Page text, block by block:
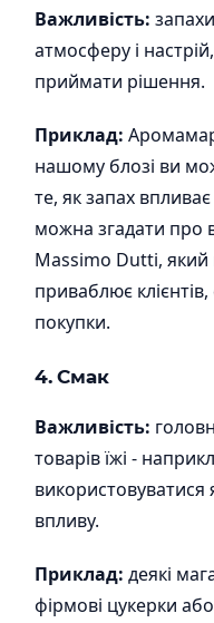
Важливість:
атмосферу і
приймати рішення.
Приклад:
нашому блозі ви
те, як запах
можна згадати про
Massimo Dutti, який
приваблює
покупки.
4. Смак
Важливість:
товарів їжі -
впливу.
Приклад: деякі
фірмові цукерки